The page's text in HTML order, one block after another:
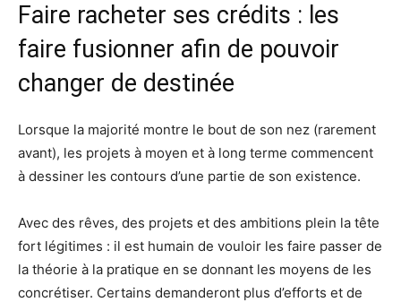
Faire racheter ses crédits : les
faire fusionner afin de pouvoir
changer de destinée
Lorsque la majorité montre le bout de son nez (rarement
avant), les projets à moyen et à long terme commencent
à dessiner les contours d’une partie de son existence.
Avec des rêves, des projets et des ambitions plein la tête
fort légitimes : il est humain de vouloir les faire passer de
la théorie à la pratique en se donnant les moyens de les
concrétiser. Certains demanderont plus d’efforts et de